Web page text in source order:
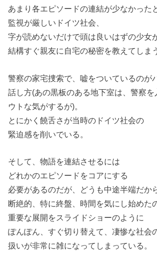
あまり各エピソードの連結が少なかった
監視が厳しいドイツ社会、
字が読めないだけで頭は良いはずの少女
結構すぐ親友に自宅の秘密を教えてしま
警察の家宅捜索で、嘘をついているのが
話し方(あの黒板のある地下室は、警察を
ウトな気がするが)。
とにかく饒舌さが当時のドイツ社会の
緊迫感を削いでいる。
そして、物語を連結させるには
どれかのエピソードをコアにする
必要があるのだが、どうも中途半端だか
断絶的、特に終盤、時間を気にし始めた
重要な展開をスライドショーのように
ぽんぽん、すぐ切り替えて、凄惨な社会
扱いが非常に雑になってしまっている。